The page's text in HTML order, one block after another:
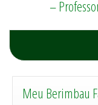
–
Meu Berimbau